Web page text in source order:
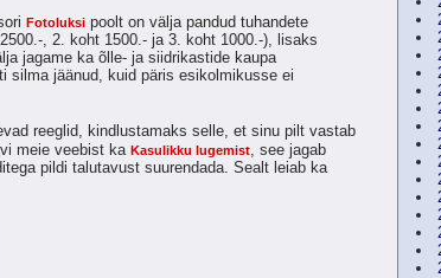
Fotoluksi poolt on välja pandud tuhandete
, 2. koht 1500.- ja 3. koht 1000.-), lisaks
jagame ka õlle- ja siidrikastide kaupa
silma jäänud, kuid päris esikolmikusse ei
reeglid, kindlustamaks selle, et sinu pilt vastab
meie veebist ka Kasulikku lugemist, see jagab
pildi talutavust suurendada. Sealt leiab ka